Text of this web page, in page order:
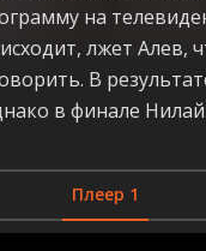
на
лжет Алев,
В
в финале Нилай
Плеер 1